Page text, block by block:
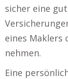
sicher eine
eines Maklers
nehmen.
Eine